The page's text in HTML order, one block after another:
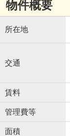
物件概要
所在地
交通
賃料
管理費等
面積